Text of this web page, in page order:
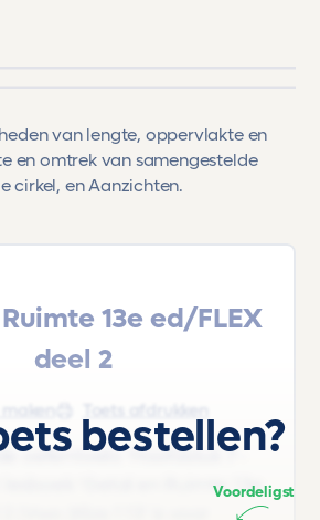
van lengte, oppervlakte en
en omtrek van samengestelde
cirkel, en Aanzichten.
13e ed/FLEX
deel 2
Toets afdrukken
oefentoets 'Hoofdstuk 7 -
lesboek 'Getal en Ruimte 13e
bestellen?
Voordeligst